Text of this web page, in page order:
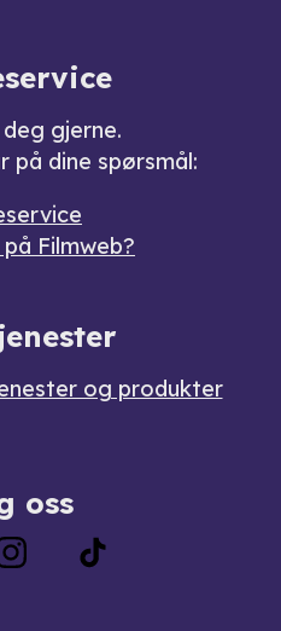
gjerne.
på dine spørsmål:
Filmweb?
og produkter
oss